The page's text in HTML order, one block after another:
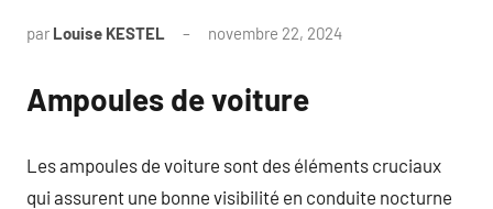
par Louise KESTEL novembre 22, 2024
Ampoules de voiture
Les ampoules de voiture sont des éléments cruciaux
qui assurent une bonne visibilité en conduite nocturne